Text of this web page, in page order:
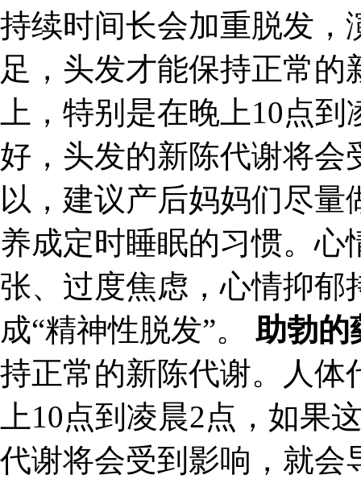
持续时间长会加重脱发，
足，头发才能保持正常
上，特别是在晚上10点
好，头发的新陈代谢将会
以，建议产后妈妈们尽
养成定时睡眠的习惯。
张、过度焦虑，心情抑郁
成“精神性脱发”。 助勃的
持正常的新陈代谢。人体
上10点到凌晨2点，如果
代谢将会受到影响，就会